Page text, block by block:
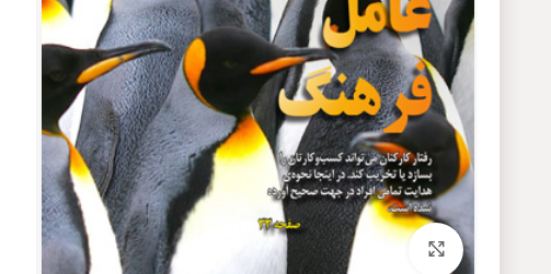
برای بزرگنمایی کلیک کنید